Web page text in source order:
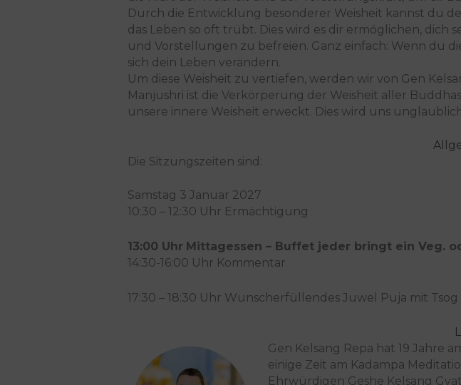
Durch die Entwicklung besonderer Weisheit kannst du
das Leben so oft trübt. Dies wird es dir ermöglichen,
und Vorstellungen zu befreien. Ganz einfach: Wenn du
sich dein Leben verändern.
Um diese Weisheit zu vertiefen, werden wir von Gen
Manjushri ist die Verkörperung der Weisheit aller
unsere innere Weisheit erweckt. Dies wird uns
Die Sitzungszeiten sind:
Samstag 3 Januar 2027
10:30 – 12:30 Uhr Ermächtigung
13:00 Uhr Mittagessen – Buffet jeder bringt ein Veg.
14:30-16:00 Uhr Kommentar
17:30 – 18:30 Uhr Wunscherfüllendes Juwel Puja mit Tsog
Gen Kelsang Repa hat 19 Jahre
einige Zeit am Kadampa
Ehrwürdigen Geshe Kelsang